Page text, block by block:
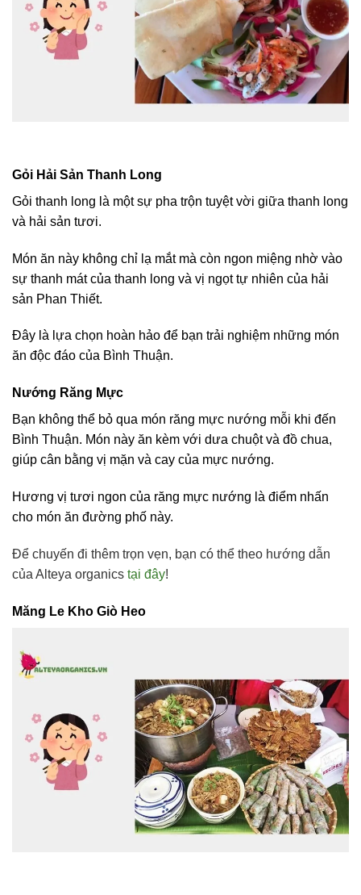
Gỏi Hải Sản Thanh Long
Gỏi thanh long là một sự pha trộn tuyệt vời giữa thanh long
và hải sản tươi.
Món ăn này không chỉ lạ mắt mà còn ngon miệng nhờ vào
sự thanh mát của thanh long và vị ngọt tự nhiên của hải
sản Phan Thiết.
Đây là lựa chọn hoàn hảo để bạn trải nghiệm những món
ăn độc đáo của Bình Thuận.
Nướng Răng Mực
Bạn không thể bỏ qua món răng mực nướng mỗi khi đến
Bình Thuận. Món này ăn kèm với dưa chuột và đồ chua,
giúp cân bằng vị mặn và cay của mực nướng.
Hương vị tươi ngon của răng mực nướng là điểm nhấn
cho món ăn đường phố này.
Để chuyến đi thêm trọn vẹn, bạn có thể theo hướng dẫn
của Alteya organics tại đây!
Măng Le Kho Giò Heo